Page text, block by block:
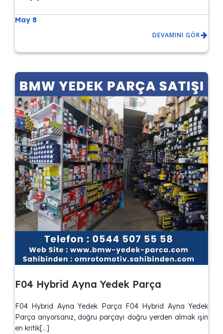
May 8
DEVAMINI GÖR
F04 Hybrid Ayna Yedek Parça
F04 Hybrid Ayna Yedek Parça F04 Hybrid Ayna Yedek
Parça arıyorsanız, doğru parçayı doğru yerden almak işin
en kritik[…]